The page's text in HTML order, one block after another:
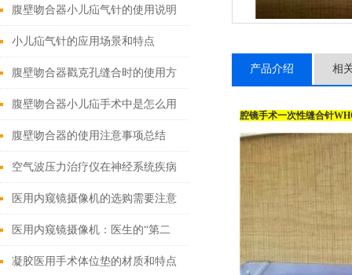
腹壁吻合器小儿疝气针的使用说明
小儿疝气针的应用场景和特点
腹壁吻合器戳克孔缝合时的使用方
法
腹壁吻合器小儿疝手术中是怎么用
的
腹壁吻合器的使用注意事项总结
空气波压力治疗仪在神经系统疾病
中的应用效果如何？
医用内窥镜摄像机的选购需要注意
什么？
医用内窥镜摄像机：医生的“第二
双眼睛”
凝胶医用手术体位垫的材质和特点
产品介绍 相
腔镜手术一次性缝合针